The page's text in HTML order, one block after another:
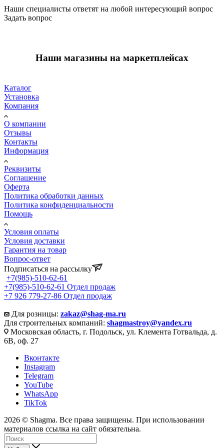
Наши специалисты ответят на любой интересующий вопрос
Задать вопрос
Наши магазины на маркетплейсах
Каталог
Установка
Компания
О компании
Отзывы
Контакты
Информация
Реквизиты
Соглашение
Оферта
Политика обработки данных
Политика конфиденциальности
Помощь
Условия оплаты
Условия доставки
Гарантия на товар
Вопрос-ответ
Подписаться на рассылку
+7(985)-510-62-61
+7(985)-510-62-61 Отдел продаж
‪+7 926 779-27-86‬ Отдел продаж
Для розницы: zakaz@shag-ma.ru
Для строительных компаний: shagmastroy@yandex.ru
Московская область, г. Подольск, ул. Клемента Готвальда, д.
6В, оф. 27
Вконтакте
Instagram
Telegram
YouTube
WhatsApp
TikTok
2026 © Shagma. Все права защищены. При использовании
материалов ссылка на сайт обязательна.